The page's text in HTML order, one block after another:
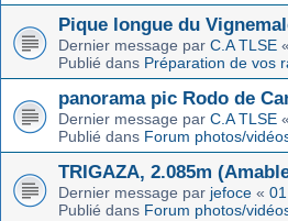
Pique longue du
Dernier message par C.A TLSE «
Publié dans Préparation de vos
panorama pic Rodo de
Dernier message par C.A TLSE «
Publié dans Forum photos/
TRIGAZA, 2.085m
Dernier message par jefoce «
Publié dans Forum photos/